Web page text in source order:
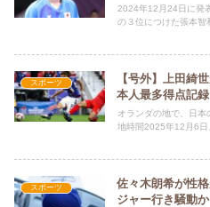
2024年12月24日に発
の３位につけた張本智
スポーツ
【号外】上田綺
本人最多得点記
オランダの地で、日
地時間2025年12月6日
スポーツ
佐々木朗希が性
ジャー行き騒動